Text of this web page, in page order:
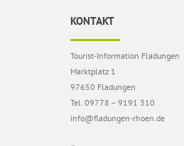
KONTAKT
Tourist-Information Fladungen
Marktplatz 1
97650 Fladungen
Tel. 09778 – 9191 310
info@fladungen-rhoen.de